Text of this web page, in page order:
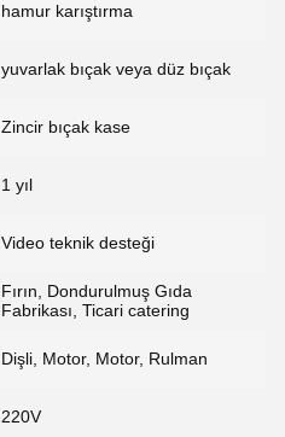
hamur karıştırma
yuvarlak bıçak veya düz bıçak
Zincir bıçak kase
1 yıl
Video teknik desteği
Fırın, Dondurulmuş Gıda
Fabrikası, Ticari catering
Dişli, Motor, Motor, Rulman
220V